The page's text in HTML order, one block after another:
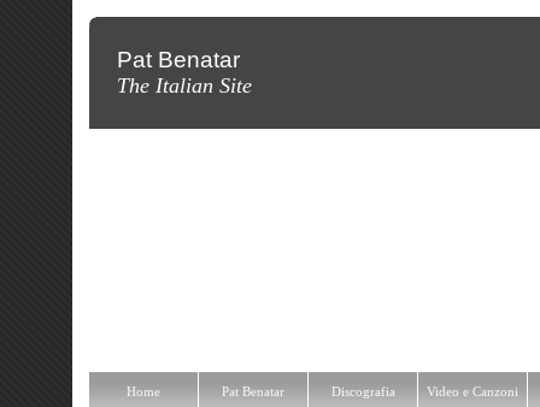
Pat Benatar
The Italian Site
Home Pat Benatar Discografia Video e Canzoni